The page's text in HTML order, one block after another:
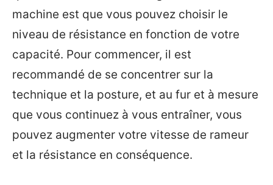
machine est que vous pouvez choisir le
niveau de résistance en fonction de votre
capacité. Pour commencer, il est
recommandé de se concentrer sur la
technique et la posture, et au fur et à mesure
que vous continuez à vous entraîner, vous
pouvez augmenter votre vitesse de rameur
et la résistance en conséquence.